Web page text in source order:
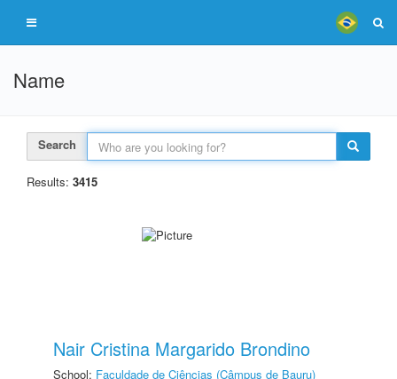
Name
Search
Results: 3415
Nair Cristina Margarido Brondino
School: Faculdade de Ciências (Câmpus de Bauru)